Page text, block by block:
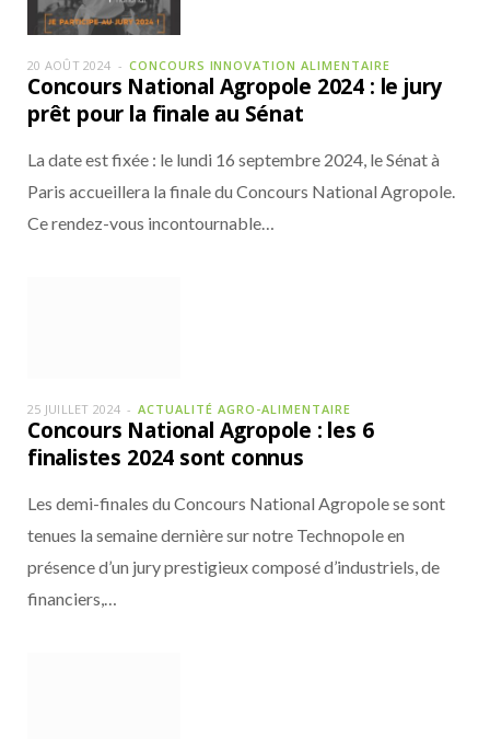
20 AOÛT 2024 CONCOURS INNOVATION ALIMENTAIRE
Concours National Agropole 2024 : le jury
prêt pour la finale au Sénat
La date est fixée : le lundi 16 septembre 2024, le Sénat à
Paris accueillera la finale du Concours National Agropole.
Ce rendez-vous incontournable…
25 JUILLET 2024 ACTUALITÉ AGRO-ALIMENTAIRE
Concours National Agropole : les 6
finalistes 2024 sont connus
Les demi-finales du Concours National Agropole se sont
tenues la semaine dernière sur notre Technopole en
présence d’un jury prestigieux composé d’industriels, de
financiers,…